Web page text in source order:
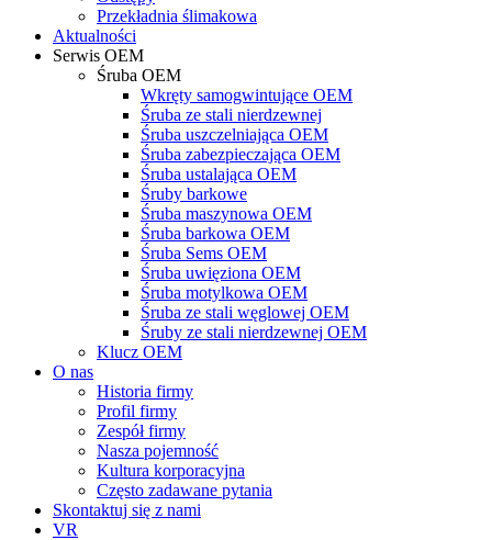
Przekładnia ślimakowa
Aktualności
Serwis OEM
Śruba OEM
Wkręty samogwintujące OEM
Śruba ze stali nierdzewnej
Śruba uszczelniająca OEM
Śruba zabezpieczająca OEM
Śruba ustalająca OEM
Śruby barkowe
Śruba maszynowa OEM
Śruba barkowa OEM
Śruba Sems OEM
Śruba uwięziona OEM
Śruba motylkowa OEM
Śruba ze stali węglowej OEM
Śruby ze stali nierdzewnej OEM
Klucz OEM
O nas
Historia firmy
Profil firmy
Zespół firmy
Nasza pojemność
Kultura korporacyjna
Często zadawane pytania
Skontaktuj się z nami
VR